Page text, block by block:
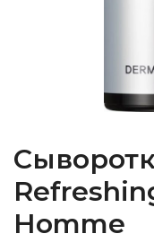
Homme